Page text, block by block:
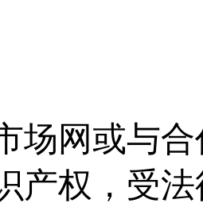
场网或与
产权，受